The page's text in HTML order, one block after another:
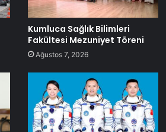
Kumluca Sağlık Bilimleri
Fakültesi Mezuniyet Töreni
Ağustos 7, 2026